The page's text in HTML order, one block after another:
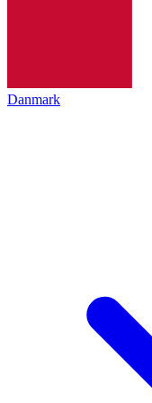
Danmark